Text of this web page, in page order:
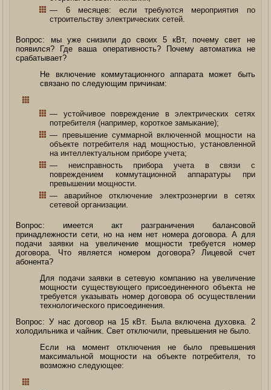
— 6 месяцев: если требуются мероприятия по
строительству электрических сетей.
Вопрос: мы уже снизили до своих 5 кВт, почему свет не
появился? Где ваша оперативность? Почему автоматика не
срабатывает?
Не включение коммутационного аппарата может быть
связано по следующим причинам:
— устойчивое повреждение в электрических сетях
потребителя (например, короткое замыкание);
— превышение суммарной включенной мощности на
объекте потребителя над мощностью, установленной
на интеллектуальном приборе учета;
— неисправность прибора учета в связи с
повреждением коммутационной аппаратуры при
превышении мощности.
— аварийное отключение электроэнергии в сетях
сетевой организации.
Вопрос: имеется акт разграничения балансовой
принадлежности сети, но на нем нет номера договора. А для
подачи заявки на увеличение мощности требуется номер
договора. Что является номером договора? Лицевой счет
абонента?
Для подачи заявки в сетевую компанию на увеличение
мощности существующего присоединенного объекта не
требуется указывать номер договора об осуществлении
технологического присоединения.
Вопрос: У нас договор на 15 кВт. Была включена духовка. 2
холодильника и чайник. Свет отключили, превышения не было.
Если на момент отключения не было превышения
максимальной мощности на объекте потребителя, то
возможно следующее: